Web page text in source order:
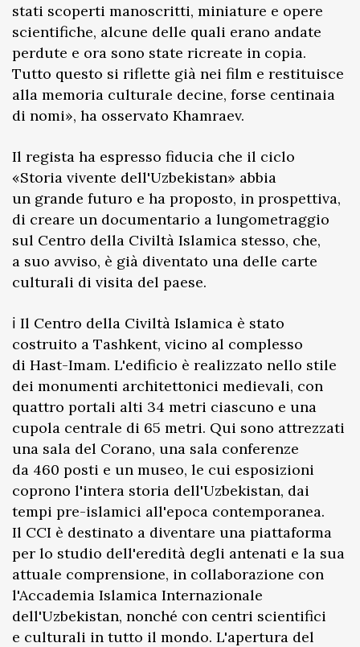
stati scoperti manoscritti, miniature e opere
scientifiche, alcune delle quali erano andate
perdute e ora sono state ricreate in copia.
Tutto questo si riflette già nei film e restituisce
alla memoria culturale decine, forse centinaia
di nomi», ha osservato Khamraev.
Il regista ha espresso fiducia che il ciclo
«Storia vivente dell'Uzbekistan» abbia
un grande futuro e ha proposto, in prospettiva,
di creare un documentario a lungometraggio
sul Centro della Civiltà Islamica stesso, che,
a suo avviso, è già diventato una delle carte
culturali di visita del paese.
ℹ️ Il Centro della Civiltà Islamica è stato
costruito a Tashkent, vicino al complesso
di Hast-Imam. L'edificio è realizzato nello stile
dei monumenti architettonici medievali, con
quattro portali alti 34 metri ciascuno e una
cupola centrale di 65 metri. Qui sono attrezzati
una sala del Corano, una sala conferenze
da 460 posti e un museo, le cui esposizioni
coprono l'intera storia dell'Uzbekistan, dai
tempi pre-islamici all'epoca contemporanea.
Il CCI è destinato a diventare una piattaforma
per lo studio dell'eredità degli antenati e la sua
attuale comprensione, in collaborazione con
l'Accademia Islamica Internazionale
dell'Uzbekistan, nonché con centri scientifici
e culturali in tutto il mondo. L'apertura del